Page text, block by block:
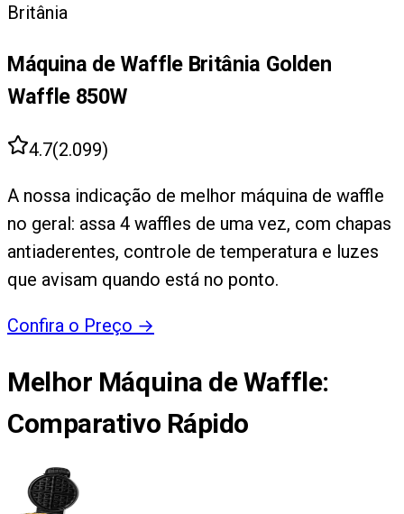
Britânia
Máquina de Waffle Britânia Golden
Waffle 850W
4.7(2.099)
A nossa indicação de melhor máquina de waffle
no geral: assa 4 waffles de uma vez, com chapas
antiaderentes, controle de temperatura e luzes
que avisam quando está no ponto.
Confira o Preço →
Melhor Máquina de Waffle:
Comparativo Rápido